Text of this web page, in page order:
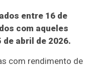
entre 16 de
com aqueles
de abril de 2026.
com rendimento de